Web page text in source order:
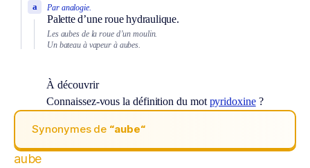
Par analogie.
Palette d’une roue hydraulique.
a
Les aubes de la roue d’un moulin.
Un bateau à vapeur à aubes.
À découvrir
Connaissez-vous la définition du mot pyridoxine?
Synonymes de “aube“
aube